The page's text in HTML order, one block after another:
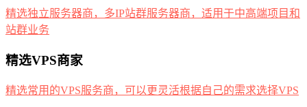
精选独立服务器商，多IP站群服务器商，适用于中高端项目和
站群业务
精选VPS商家
精选常用的VPS服务商，可以更灵活根据自己的需求选择VPS